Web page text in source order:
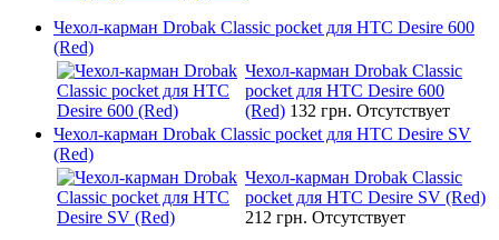
Чехол-карман Drobak Classic pocket для HTC Desire 600
(Red)
Чехол-карман Drobak Classic
pocket для HTC Desire 600
(Red) 132 грн. Отсутствует
Чехол-карман Drobak Classic pocket для HTC Desire SV
(Red)
Чехол-карман Drobak Classic
pocket для HTC Desire SV (Red)
212 грн. Отсутствует